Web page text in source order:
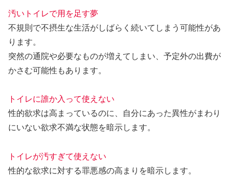
汚いトイレで用を足す夢
不規則で不摂生な生活がしばらく続いてしまう可能性があ
ります。
突然の通院や必要なものが増えてしまい、予定外の出費が
かさむ可能性もあります。
トイレに誰か入って使えない
性的欲求は高まっているのに、自分にあった異性がまわり
にいない欲求不満な状態を暗示します。
トイレが汚すぎて使えない
性的な欲求に対する罪悪感の高まりを暗示します。